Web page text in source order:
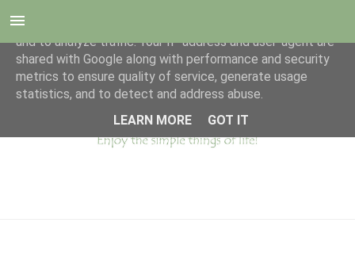
This site uses cookies from Google to deliver its services
and to analyze traffic. Your IP address and user-agent are
shared with Google along with performance and security
metrics to ensure quality of service, generate usage
statistics, and to detect and address abuse.
LEARN MORE
GOT IT